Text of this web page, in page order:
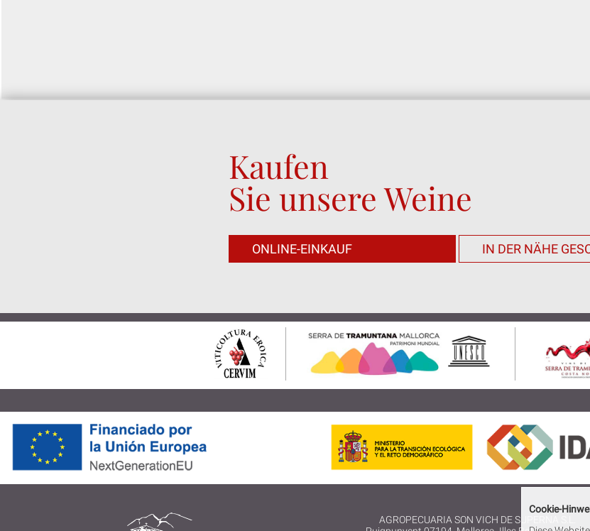
Kaufen
Sie unsere Weine
ONLINE-EINKAUF IN DER NÄHE
AGROPECUARIA SON VICH DE SUPERNA S.L.
Cookie-